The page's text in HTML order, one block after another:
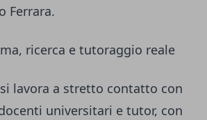
Ferrara.
ricerca e tutoraggio reale
lavora a stretto contatto con
universitari e tutor, con